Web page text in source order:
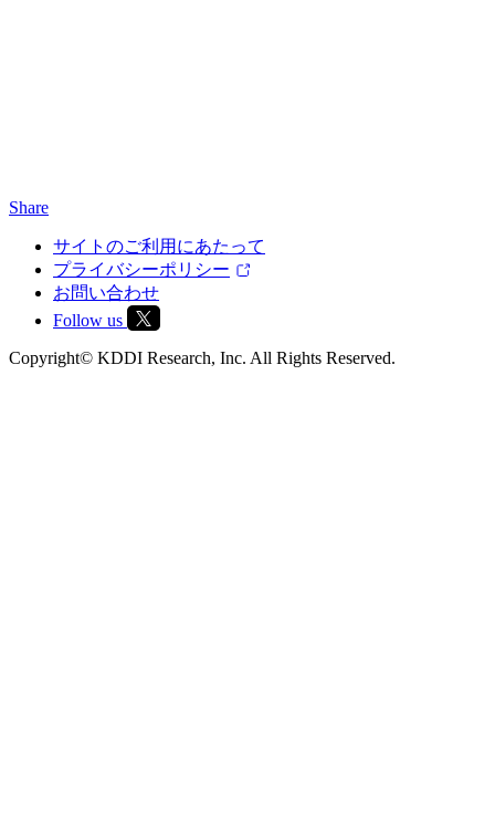
Share
サイトのご利用にあたって
プライバシーポリシー
お問い合わせ
Follow us
Copyright© KDDI Research, Inc. All Rights Reserved.